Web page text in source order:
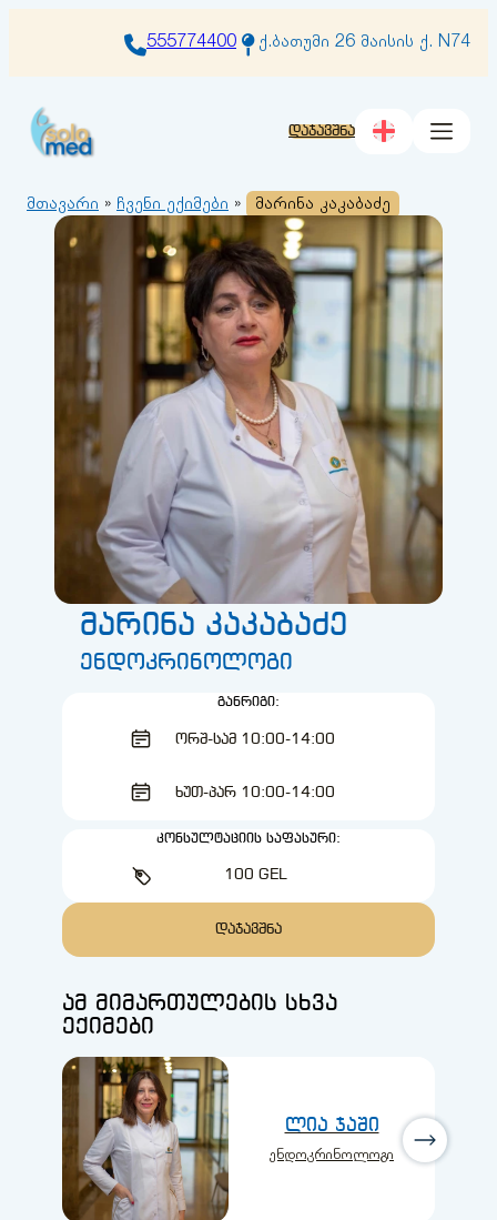
555774400 ქ.ბათუმი 26 მაისის ქ. N74
დაჯავშნა
მთავარი » ჩვენი ექიმები » მარინა კაკაბაძე
მარინა კაკაბაძე
ენდოკრინოლოგი
ᲒᲐᲜᲠᲘᲒᲘ:
ᲝᲠᲨ-ᲡᲐᲛ 10:00-14:00
ᲮᲣᲗ-ᲞᲐᲠ 10:00-14:00
ᲙᲝᲜᲡᲣᲚᲢᲐᲪᲘᲘᲡ ᲡᲐᲤᲐᲡᲣᲠᲘ:
100 GEL
ᲓᲐᲯᲐᲕᲨᲜᲐ
ამ მიმართულების სხვა
ექიმები
ლია ჯაში
ენდოკრინოლოგი